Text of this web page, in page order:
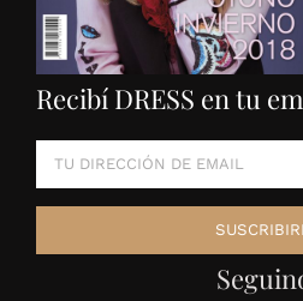
Recibí DRESS en tu